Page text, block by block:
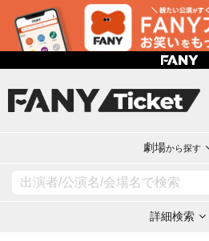
劇場から探す
詳細検索